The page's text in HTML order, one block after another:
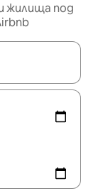
жилища под